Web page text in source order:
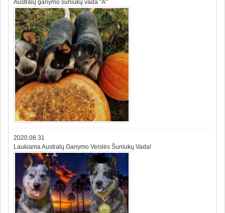
Australų ganymo šuniukų vada "A"
2020.08.31
Laukiama Australų Ganymo Veislės Šuniukų Vada!